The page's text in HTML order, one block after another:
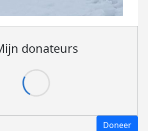
donateurs
Doneer